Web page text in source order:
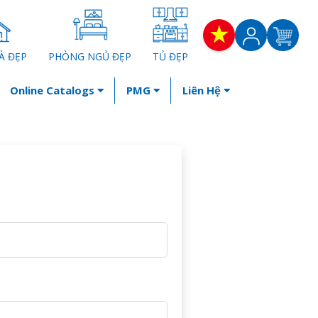
ĐẸP PHÒNG NGỦ ĐẸP TỦ ĐẸP
Online Catalogs PMG Liên Hệ